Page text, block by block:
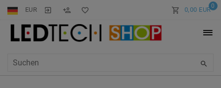
EUR 0
0,00 EUR